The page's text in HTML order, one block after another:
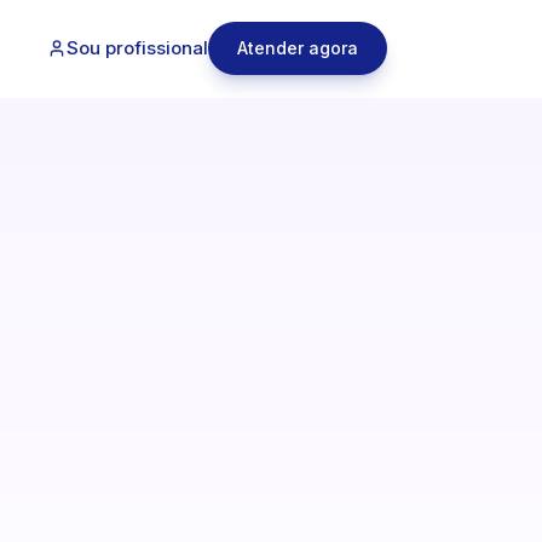
Sou profissional Atender agora